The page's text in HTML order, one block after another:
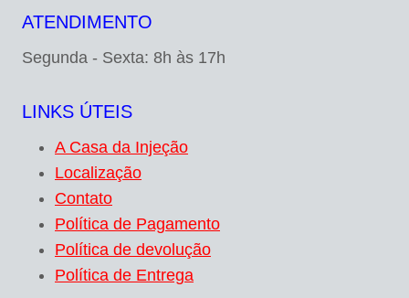
ATENDIMENTO
Segunda - Sexta: 8h às 17h
LINKS ÚTEIS
A Casa da Injeção
Localização
Contato
Política de Pagamento
Política de devolução
Política de Entrega